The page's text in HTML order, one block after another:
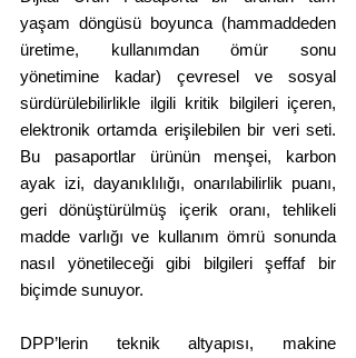
yaşam döngüsü boyunca (hammaddeden
üretime, kullanımdan ömür sonu
yönetimine kadar) çevresel ve sosyal
sürdürülebilirlikle ilgili kritik bilgileri içeren,
elektronik ortamda erişilebilen bir veri seti.
Bu pasaportlar ürünün menşei, karbon
ayak izi, dayanıklılığı, onarılabilirlik puanı,
geri dönüştürülmüş içerik oranı, tehlikeli
madde varlığı ve kullanım ömrü sonunda
nasıl yönetileceği gibi bilgileri şeffaf bir
biçimde sunuyor.
DPP’lerin teknik altyapısı, makine